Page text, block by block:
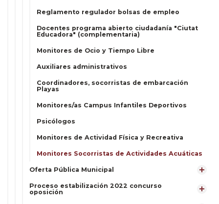
Reglamento regulador bolsas de empleo
Docentes programa abierto ciudadanía "Ciutat
Educadora" (complementaria)
Monitores de Ocio y Tiempo Libre
Auxiliares administrativos
Coordinadores, socorristas de embarcación
Playas
Monitores/as Campus Infantiles Deportivos
Psicólogos
Monitores de Actividad Física y Recreativa
Monitores Socorristas de Actividades Acuáticas
Oferta Pública Municipal
Proceso estabilización 2022 concurso
oposición